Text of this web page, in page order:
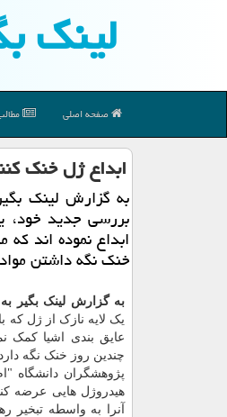
لینك
صفحه اصلی
ابداع ژل خنك
بررسی جدید خود،
ابداع نموده اند كه
خنك نگه داشتن
به گزارش لینک بگیر
یک لایه نازک از ژل که
عایق بندی اشیا کمک
چندین روز خنک نگه
هیدروژل هایی عرضه
آنرا به واسطه تبخیر